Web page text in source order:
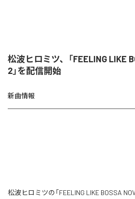
松波ヒロミツ、「FEELING LIKE
2」を配信開始
新曲情報
松波ヒロミツの「FEELING LIKE BOSSA